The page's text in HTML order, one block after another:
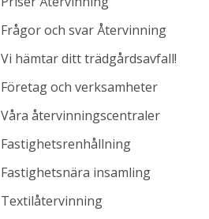
Frågor och svar Återvinning
Vi hämtar ditt trädgårdsavfall!
Företag och verksamheter
Våra återvinningscentraler
Fastighetsrenhållning
Fastighetsnära insamling
Textilåtervinning